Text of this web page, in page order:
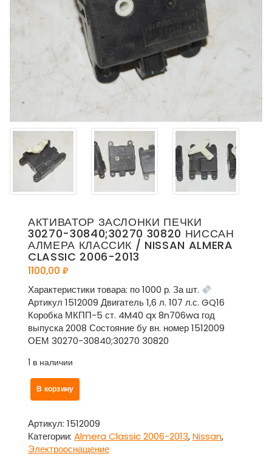
АКТИВАТОР ЗАСЛОНКИ ПЕЧКИ
30270-30840;30270 30820 НИССАН
АЛМЕРА КЛАССИК / NISSAN ALMERA
CLASSIC 2006-2013
1100,00 ₽
Характеристики товара: по 1000 р. За шт.
Артикул 1512009 Двигатель 1,6 л. 107 л.с. GQ16
Коробка МКПП-5 ст. 4M40 qx 8n706wa год
выпуска 2008 Состояние бу вн. номер 1512009
ОЕМ 30270-30840;30270 30820
1 в наличии
Количество
товара
заслонки
печки
30270-
В корзину
Артикул: 1512009
Категории: Almera Classic 2006-2013,Nissan,
Электрооснащение